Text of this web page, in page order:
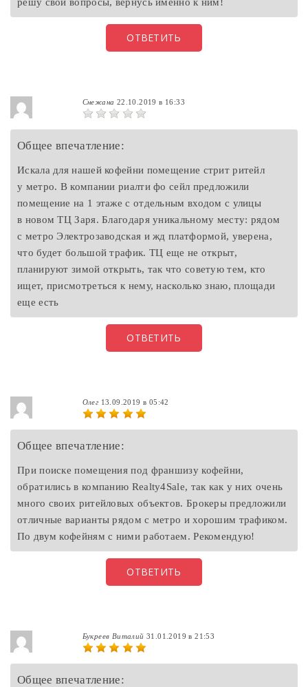
ОТВЕТИТЬ
Снежана 22.10.2019 в 16:33
Общее впечатление:
Искала для нашей кофейни помещение стрит ритейл
у метро. В компании риалти фо сейл предложили
помещение на 1 этаже с отдельным входом с улицы
в новом ТЦ Заря. Благодаря уникальному месту: рядом
с метро Электрозаводская и жд платформой, уверена,
что будет большой трафик. ТЦ еще не открыт,
планируют зимой открыть, так что советую тем, кто
ищет, присмотреться к нему, насколько знаю, площади
еще есть
ОТВЕТИТЬ
Олег 13.09.2019 в 05:42
Общее впечатление:
При поиске помещения под франшизу кофейни,
обратились в компанию Realty4Sale, так как у них очень
много своих ритейловых объектов. Брокеры предложили
отличные варианты рядом с метро и хорошим трафиком.
По двум кофейням с ними работаем. Рекомендую!
ОТВЕТИТЬ
Букреев Виталий 31.01.2019 в 21:53
Общее впечатление: